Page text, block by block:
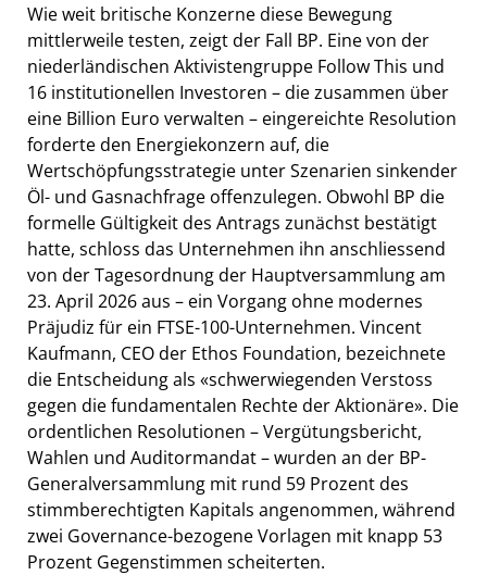
Wie weit britische Konzerne diese Bewegung
mittlerweile testen, zeigt der Fall BP. Eine von der
niederländischen Aktivistengruppe Follow This und
16 institutionellen Investoren – die zusammen über
eine Billion Euro verwalten – eingereichte Resolution
forderte den Energiekonzern auf, die
Wertschöpfungsstrategie unter Szenarien sinkender
Öl- und Gasnachfrage offenzulegen. Obwohl BP die
formelle Gültigkeit des Antrags zunächst bestätigt
hatte, schloss das Unternehmen ihn anschliessend
von der Tagesordnung der Hauptversammlung am
23. April 2026 aus – ein Vorgang ohne modernes
Präjudiz für ein FTSE-100-Unternehmen. Vincent
Kaufmann, CEO der Ethos Foundation, bezeichnete
die Entscheidung als «schwerwiegenden Verstoss
gegen die fundamentalen Rechte der Aktionäre». Die
ordentlichen Resolutionen – Vergütungsbericht,
Wahlen und Auditormandat – wurden an der BP-
Generalversammlung mit rund 59 Prozent des
stimmberechtigten Kapitals angenommen, während
zwei Governance-bezogene Vorlagen mit knapp 53
Prozent Gegenstimmen scheiterten.